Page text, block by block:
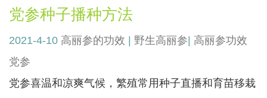
党参种子播种方法
2021-4-10 高丽参的功效 野生高丽参 高丽参功效
党参
党参喜温和凉爽气候，繁殖常用种子直播和育苗移栽